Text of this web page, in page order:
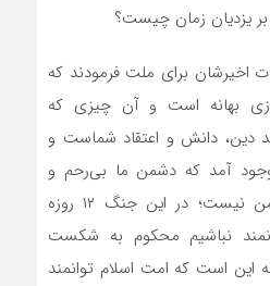
بر یزدیان زمان چیست؟
اخیرشان برای ملت فرمودند که
بهانه است و آن چیزی که
دین، دانش و اعتقاد شماست و
آمد که دشمن ما بی‌رحم و
واقعی است و توهم دشمن نیست؛ در این جنگ ۱۲ روزه
نباشیم محکوم به شکست
این است که امت اسلام توانمند